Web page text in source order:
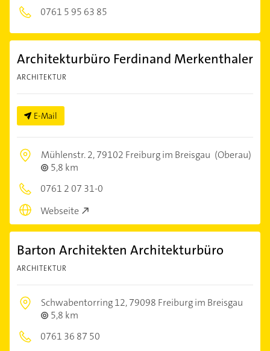
0761 5 95 63 85
Architekturbüro Ferdinand Merkenthaler
ARCHITEKTUR
E-Mail
Mühlenstr. 2,79102 Freiburg im Breisgau (Oberau)
5,8 km
0761 2 07 31-0
Webseite
Barton Architekten Architekturbüro
ARCHITEKTUR
Schwabentorring 12,79098 Freiburg im Breisgau
5,8 km
0761 36 87 50